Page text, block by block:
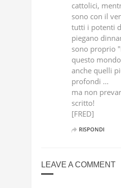
cattolici,
sono con il
tutti i potenti
piegano
sono proprio
questo
anche quelli
profondi …
ma non
scritto!
[FRED]
RISPONDI
LEAVE A COMMENT